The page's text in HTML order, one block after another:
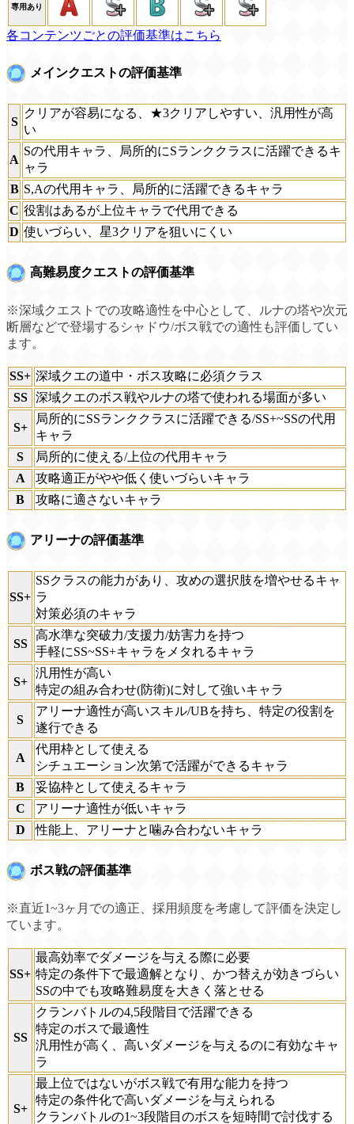
専用あり
各コンテンツごとの評価基準はこちら
メインクエストの評価基準
S
クリアが容易になる、★3クリアしやすい、汎用性が高
い
A
Sの代用キャラ、局所的にSランククラスに活躍できるキ
ャラ
B S,Aの代用キャラ、局所的に活躍できるキャラ
C 役割はあるが上位キャラで代用できる
D 使いづらい、星3クリアを狙いにくい
高難易度クエストの評価基準
※深域クエストでの攻略適性を中心として、ルナの塔や次元
断層などで登場するシャドウ/ボス戦での適性も評価してい
ます。
SS+ 深域クエの道中・ボス攻略に必須クラス
SS
深域クエのボス戦やルナの塔で使われる場面が多い
S+
局所的にSSランククラスに活躍できる/SS+~SSの代用
キャラ
S
局所的に使える/上位の代用キャラ
A
攻略適正がやや低く使いづらいキャラ
B
攻略に適さないキャラ
アリーナの評価基準
SS+
SSクラスの能力があり、攻めの選択肢を増やせるキャ
ラ
対策必須のキャラ
SS
高水準な突破力/支援力/妨害力を持つ
手軽にSS~SS+キャラをメタれるキャラ
S+
汎用性が高い
特定の組み合わせ(防衛)に対して強いキャラ
S
アリーナ適性が高いスキル/UBを持ち、特定の役割を
遂行できる
A
代用枠として使える
シチュエーション次第で活躍ができるキャラ
B
妥協枠として使えるキャラ
C
アリーナ適性が低いキャラ
D
性能上、アリーナと噛み合わないキャラ
ボス戦の評価基準
※直近1~3ヶ月での適正、採用頻度を考慮して評価を決定し
ています。
SS+
最高効率でダメージを与える際に必要
特定の条件下で最適解となり、かつ替えが効きづらい
SSの中でも攻略難易度を大きく落とせる
SS
クランバトルの4,5段階目で活躍できる
特定のボスで最適性
汎用性が高く、高いダメージを与えるのに有効なキャ
ラ
S+
最上位ではないがボス戦で有用な能力を持つ
特定の条件化で高いダメージを与えられる
クランバトルの1~3段階目のボスを短時間で討伐する